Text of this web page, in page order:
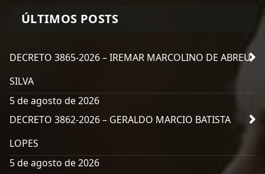
ÚLTIMOS POSTS
DECRETO 3865-2026 – IREMAR MARCOLINO DE ABREU
SILVA
5 de agosto de 2026
DECRETO 3862-2026 – GERALDO MARCIO BATISTA
LOPES
5 de agosto de 2026